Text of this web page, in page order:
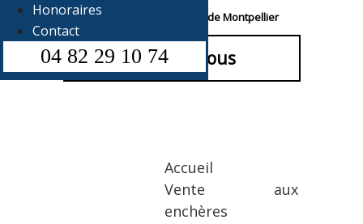
Honoraires
Contact
04 82 29 10 74
Votre avocat au Barreau de Montpellier
Contactez-nous
Accueil
Vente aux
enchères